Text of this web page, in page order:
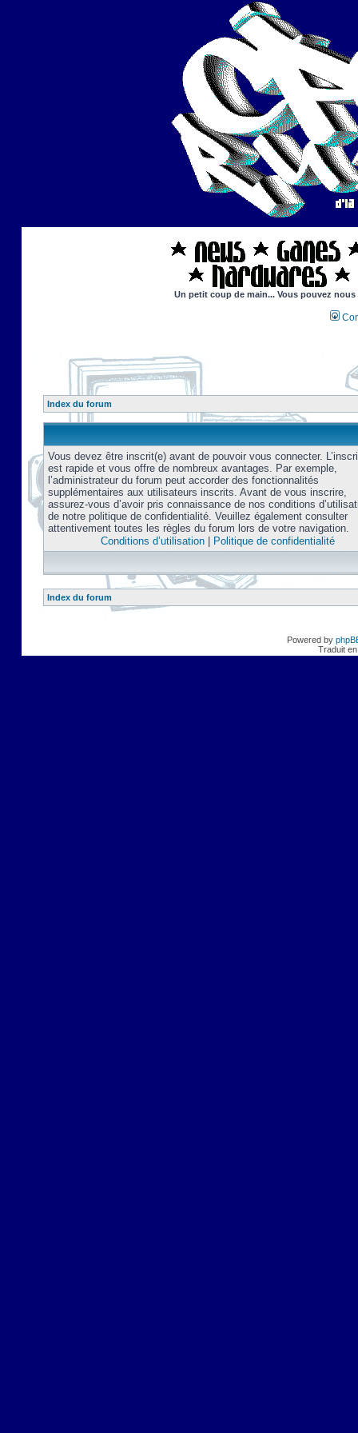
Un petit coup de main... Vous pouvez
Index du forum
Vous devez être inscrit(e) avant de pouvoir vous connecter.
est rapide et vous offre de nombreux avantages. Par exemple,
l’administrateur du forum peut accorder des fonctionnalités
supplémentaires aux utilisateurs inscrits. Avant de vous inscrire,
assurez-vous d’avoir pris connaissance de nos conditions
de notre politique de confidentialité. Veuillez également consulter
attentivement toutes les règles du forum lors de votre navigation.
Conditions d’utilisation| Politique de confidentialité
Index du forum
Powered by
Traduit